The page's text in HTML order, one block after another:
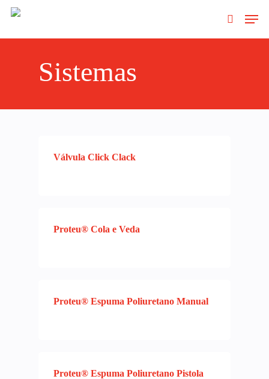
para fechar
Sistemas
Válvula Click Clack
Proteu® Cola e Veda
Proteu® Espuma Poliuretano Manual
Proteu® Espuma Poliuretano Pistola